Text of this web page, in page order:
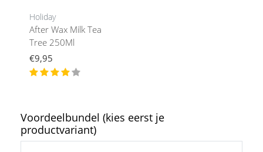
Holiday
After Wax Milk Tea
Tree 250Ml
€9,95
Voordeelbundel (kies eerst je
productvariant)